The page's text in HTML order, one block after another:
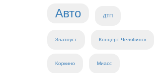
Авто ДТП
Златоуст Концерт Челябинск
Коркино Миасс